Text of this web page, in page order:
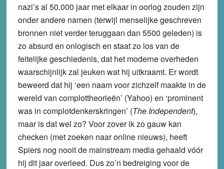
nazi’s al 50.000 jaar met elkaar in oorlog zouden zijn
onder andere namen (terwijl menselijke geschreven
bronnen niet verder teruggaan dan 5500 geleden) is
zo absurd en onlogisch en staat zo los van de
feitelijke geschiedenis, dat het moderne overheden
waarschijnlijk zal jeuken wat hij uitkraamt. Er wordt
beweerd dat hij ‘een naam voor zichzelf maakte in de
wereld van complottheorieën’ (Yahoo) en ‘prominent
was in complotdenkerskringen’ (The Independent),
maar is dat wel zo? Voor zover ik zo gauw kan
checken (met zoeken naar online nieuws), heeft
Spiers nog nooit de mainstream media gehaald vóór
hij dit jaar overleed. Dus zo’n bedreiging voor de